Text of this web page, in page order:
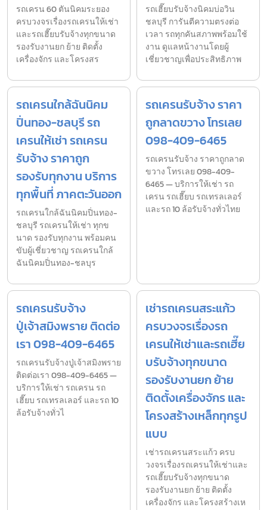
รถเครน 60 ตันนิคมระยอง
ครบวงจรเรื่องรถเครนให้เช่า
และรถเฮี๊ยบรับจ้างทุกขนาด
รองรับงานยก ย้าย ติดตั้ง
เครื่องจักร และโครงสร
รถเฮี๊ยบรับจ้างนิคมบ่อวิน
ชลบุรี การันตีความตรงต่อ
เวลา รถทุกคันสภาพพร้อมใช้
งาน ดูแลหน้างานโดยผู้
เชี่ยวชาญเพื่อประสิทธิภาพ
รถเครนใกล้ฉันนิคม
ปิ่นทอง-ชลบุรี รถ
เครนให้เช่า รถเครน
รับจ้าง ราคาถูก
รองรับทุกงาน บริการ
ทุกพื้นที่ ภาคตะวันออก
รถเครนใกล้ฉันนิคมปิ่นทอง-
ชลบุรี รถเครนให้เช่า ทุกข
นาด รองรับทุกงาน พร้อมคน
ขับผู้เชี่ยวชาญ รถเครนใกล้
ฉันนิคมปิ่นทอง-ชลบุร
รถเครนรับจ้าง ราคา
ถูกลาดขวาง โทรเลย
098-409-6465
รถเครนรับจ้าง ราคาถูกลาด
ขวาง โทรเลย 098-409-
6465 — บริการให้เช่า รถ
เครน รถเฮี๊ยบ รถเทรลเลอร์
และรถ 10 ล้อรับจ้างทั่วไทย
รถเครนรับจ้าง
ปู่เจ้าสมิงพราย ติดต่อ
เรา 098-409-6465
รถเครนรับจ้างปู่เจ้าสมิงพราย
ติดต่อเรา 098-409-6465 —
บริการให้เช่า รถเครน รถ
เฮี๊ยบ รถเทรลเลอร์ และรถ 10
ล้อรับจ้างทั่วไ
เช่ารถเครนสระแก้ว
ครบวงจรเรื่องรถ
เครนให้เช่าและรถเฮี๊ย
บรับจ้างทุกขนาด
รองรับงานยก ย้าย
ติดตั้งเครื่องจักร และ
โครงสร้างเหล็กทุกรูป
แบบ
เช่ารถเครนสระแก้ว ครบ
วงจรเรื่องรถเครนให้เช่าและ
รถเฮี๊ยบรับจ้างทุกขนาด
รองรับงานยก ย้าย ติดตั้ง
เครื่องจักร และโครงสร้างเห